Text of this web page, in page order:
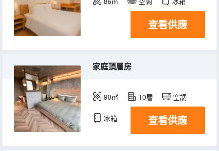
查看供應
家庭頂層房
90㎡ 10層 空調
冰箱 查看供應